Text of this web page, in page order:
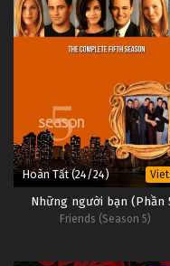
Hoàn Tất (24/24)
Những người bạn (Phần
Friends (Season 5)